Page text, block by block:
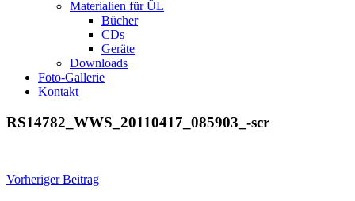
Materialien für ÜL
Bücher
CDs
Geräte
Downloads
Foto-Gallerie
Kontakt
RS14782_WWS_20110417_085903_-scr
Beitragsnavigation
Vorheriger Beitrag